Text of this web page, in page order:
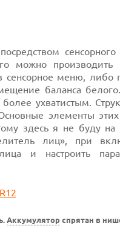
можно производить
сенсорное меню,
баланса
ухватистым.
элементы
здесь я не буду на
лиц», при
и настроить
Аккумулятор спрятан в